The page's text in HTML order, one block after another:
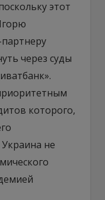
этот
через суды
которого,
не